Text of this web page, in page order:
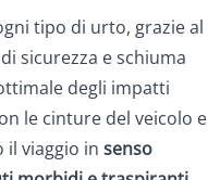
tipo di urto, grazie al
sicurezza e schiuma
degli impatti
le cinture del veicolo e
viaggio in senso